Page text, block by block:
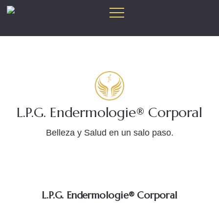
L.P.G. Endermologie® Corporal
Belleza y Salud en un salo paso.
L.P.G. Endermologie® Corporal